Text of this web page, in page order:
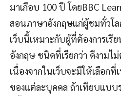
มาเกือบ 100 ปี โดยBBC
สอนภาษาอังกฤษแก่ผู้ชมทั่วโ
เว็บนี้เหมาะกับผู้ที่ต้องการเ
อังกฤษ ชนิดที่เรียกว่า ดีงามไม่
เนื่องจากในเว็บจะมีให้เลือก
ของแต่ละบุคคล ถ้าเทียบแบบ